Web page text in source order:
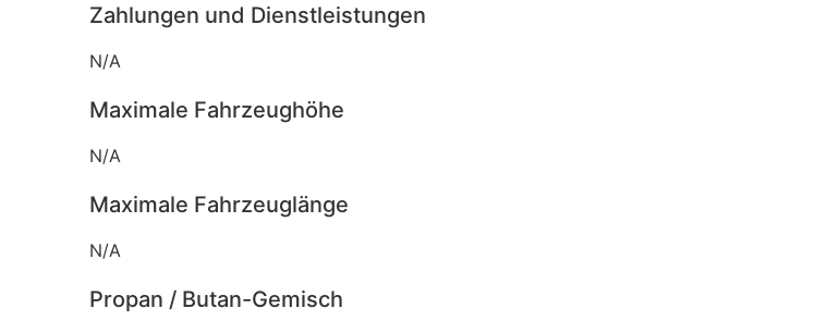
Zahlungen und Dienstleistungen
N/A
Maximale Fahrzeughöhe
N/A
Maximale Fahrzeuglänge
N/A
Propan / Butan-Gemisch